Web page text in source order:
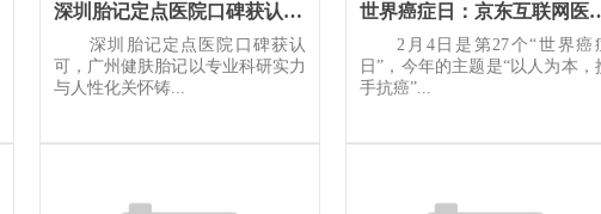
深圳胎记定点医院口碑获认可广州健肤胎记以专业科研实力与人性化
深圳胎记定点医院口碑获认
可，广州健肤胎记以专业科研实力
与人性化关怀铸...
世界癌症日：京东互联网医
2月4日是第27个“世界癌
日”，今年的主题是“以人为本，
手抗癌”...